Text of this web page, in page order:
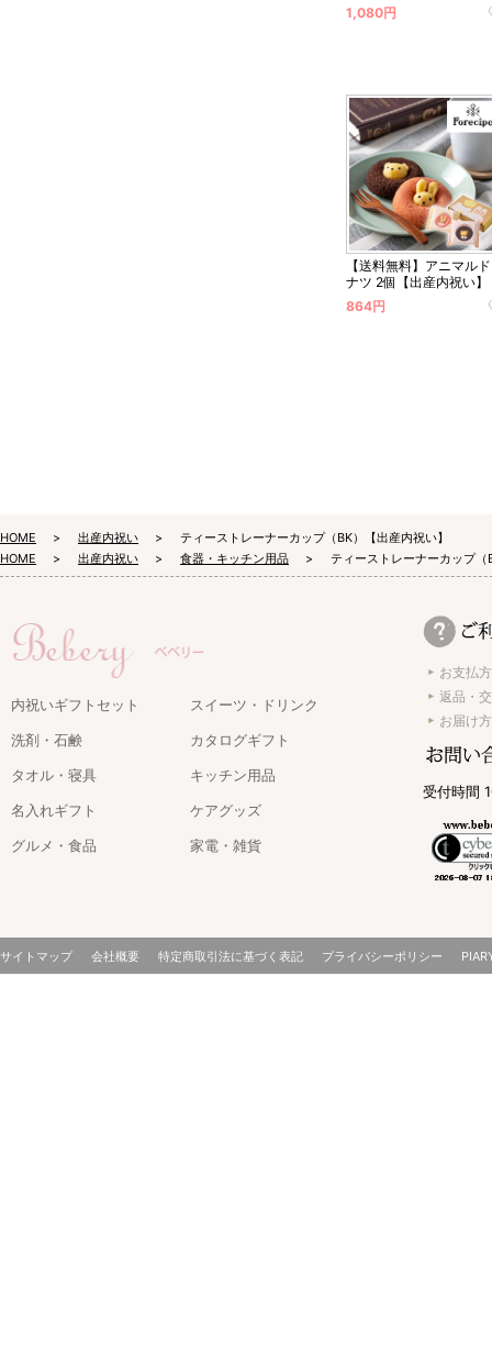
1,080円
【送料無料】アニマル
ナツ 2個【出産内祝い】
864円
HOME 出産内祝い
ティーストレーナーカップ（BK）【出産内祝い】
HOME
出産内祝い 食器・キッチン用品 ティーストレーナーカップ（
内祝いギフトセット
スイーツ・ドリンク
洗剤・石鹸
カタログギフト
タオル・寝具
キッチン用品
名入れギフト
ケアグッズ
グルメ・食品
家電・雑貨
お支払
返品・
お届け
受付時間
サイトマップ 会社概要 特定商取引法に基づく表記 プライバシーポリシー